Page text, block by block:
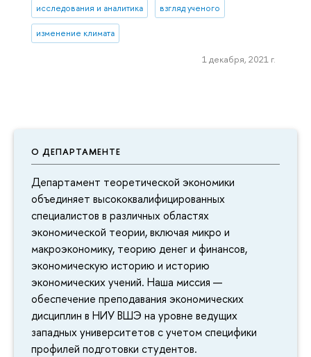
О ДЕПАРТАМЕНТЕ
Департамент теоретической экономики
объединяет высококвалифицированных
специалистов в различных областях
экономической теории, включая микро и
макроэкономику, теорию денег и финансов,
экономическую историю и историю
экономических учений. Наша миссия —
обеспечение преподавания экономических
дисциплин в НИУ ВШЭ на уровне ведущих
западных университетов с учетом специфики
профилей подготовки студентов.
исследования и аналитика взгляд ученого
изменение климата
1 декабря, 2021 г.